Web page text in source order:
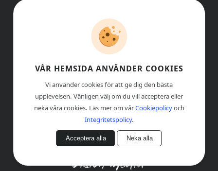
info@nordenhydraulic.se
Org-nr: 556531-8424
© COPYRIGHT, NORDÉN HYDRAULIC AB
VÅR HEMSIDA ANVÄNDER COOKIES
Vi använder cookies för att ge dig den bästa
upplevelsen. Vänligen välj om du vill acceptera eller
neka våra cookies. Läs mer om vårCookiepolicyoch
Integritetspolicy.
Acceptera alla Neka alla